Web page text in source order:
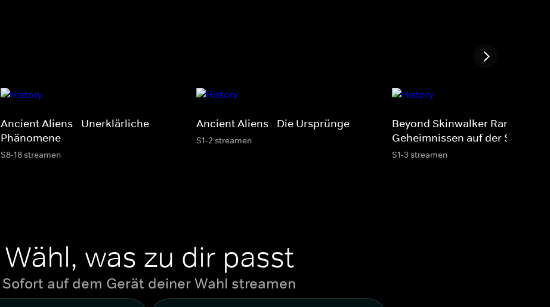
Ancient Aliens - Unerklärliche
Phänomene
S8-18 streamen
Ancient Aliens - Die Ursprünge
S1-2 streamen
Beyond Skinwalker Ranch -
Geheimnissen auf der Spur
S1-3 streamen
Wähl, was zu dir passt
Sofort auf dem Gerät deiner Wahl streamen